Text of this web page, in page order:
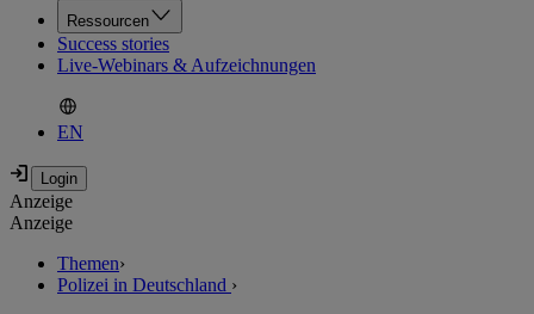
Ressourcen
Success stories
Live-Webinars & Aufzeichnungen
EN
Anzeige
Anzeige
Themen›
Polizei in Deutschland ›